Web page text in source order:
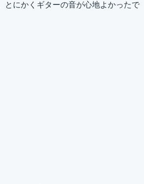
とにかくギターの音が心地よかったで